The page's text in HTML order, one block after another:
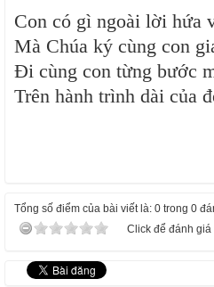
Con có gì ngoài lời hứa
Mà Chúa ký cùng con
Đi cùng con từng bước
Trên hành trình dài của
Tổng số điểm của bài viết là: 0 trong 0
Click để đánh giá